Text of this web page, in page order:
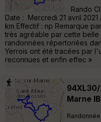
Rando
Date : Mercredi 21 avril 2021
km Effectif : np Remarque
très agréable par cette belle
randonnées répertoriées
Yerrois ont été tracées par
reconnues et enfin effec »
94XL30/
Marne